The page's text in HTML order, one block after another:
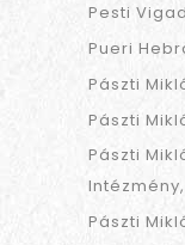
Pesti
Pueri
Pászti
Pászti
Pászti
Intézmény
Pászti